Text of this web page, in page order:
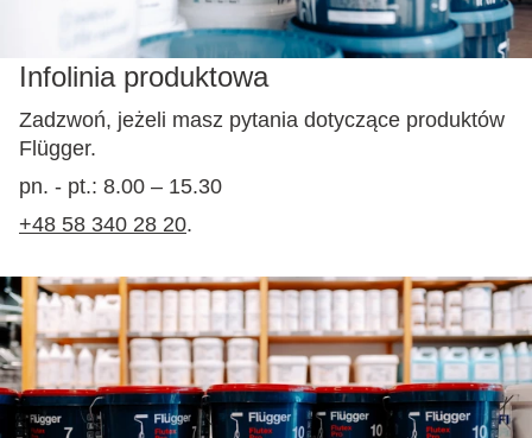
Infolinia produktowa
Zadzwoń, jeżeli masz pytania dotyczące produktów
Flügger.
pn. - pt.: 8.00 – 15.30
+48 58 340 28 20.